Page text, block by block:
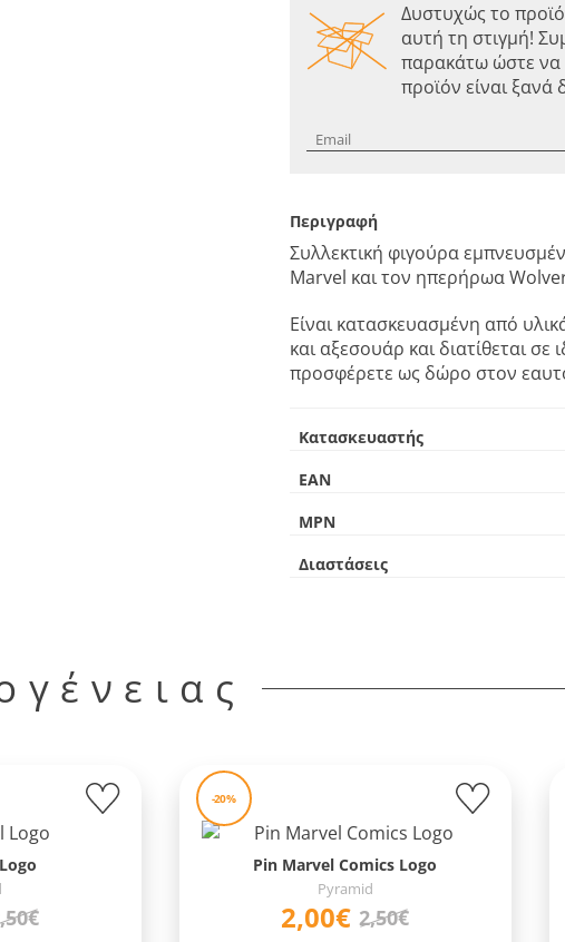
Δυστυχώς το
αυτή τη στιγμή!
παρακάτω ώστε να
προϊόν είναι ξανά
Περιγραφή
Συλλεκτική φιγούρα
Marvel και τον ηπερήρωα
Είναι κατασκευασμένη από
και αξεσουάρ και διατίθεται σε
προσφέρετε ως δώρο στον
Κατασκευαστής
EAN
MPN
Διαστάσεις
-20%
Pin Marvel Comics Logo
Pyramid
2,00€ 2,50€